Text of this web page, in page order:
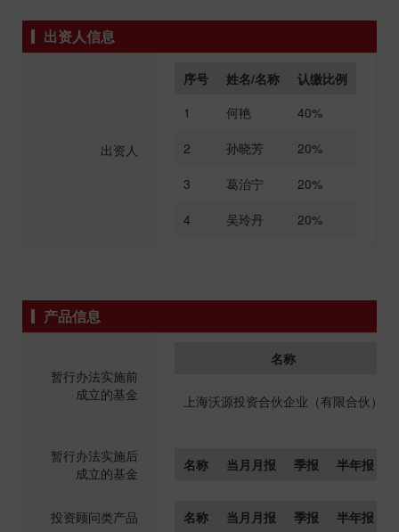
出资人信息
出资人
序号 姓名/名称
认缴比例
1
何艳
40%
2
孙晓芳
20%
3
葛治宁
20%
4
吴玲丹 20%
产品信息
暂行办法实施前
成立的基金
名称
上海沃源投资合伙企业（有限合伙）
暂行办法实施后
成立的基金
名称 当月月报 季报 半年报
投资顾问类产品 名称 当月月报 季报 半年报